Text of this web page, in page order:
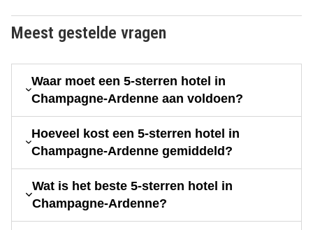
Meest gestelde vragen
Waar moet een 5-sterren hotel in
Champagne-Ardenne aan voldoen?
Hoeveel kost een 5-sterren hotel in
Champagne-Ardenne gemiddeld?
Wat is het beste 5-sterren hotel in
Champagne-Ardenne?